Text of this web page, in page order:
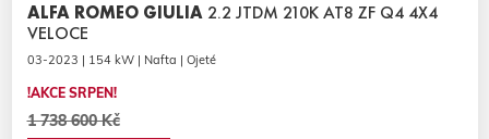
ALFA ROMEO GIULIA 2.2 JTDM 210K AT8 ZF Q4 4X4
VELOCE
03-2023 | 154 kW | Nafta | Ojeté
!AKCE SRPEN!
1 738 600 Kč